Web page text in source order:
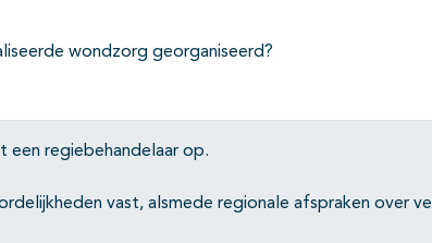
wondzorg georganiseerd?
een regiebehandelaar op.
vast, alsmede regionale afspraken over